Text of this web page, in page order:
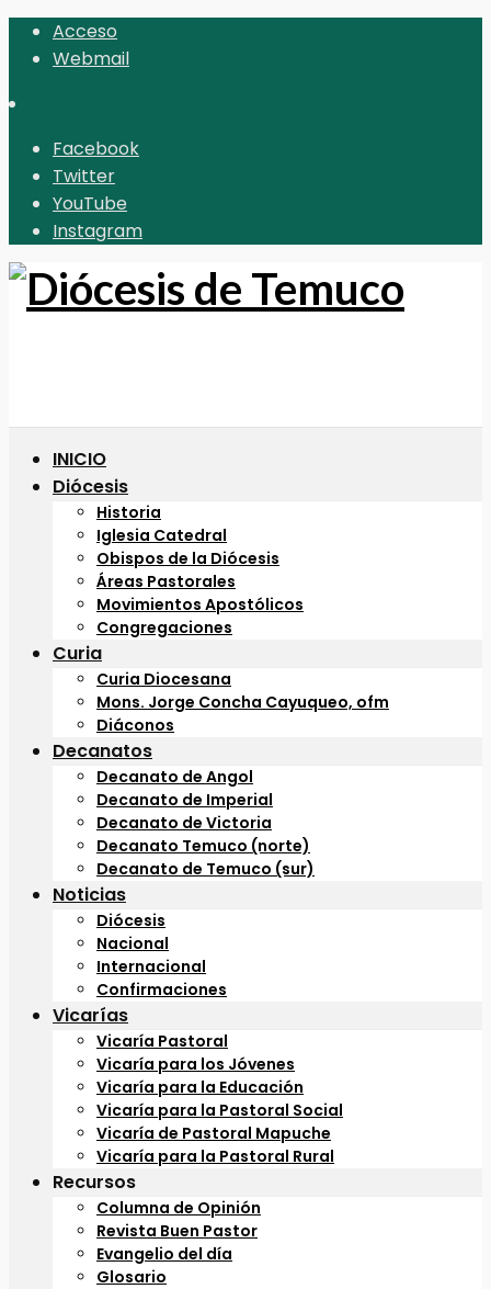
Acceso
Webmail
Facebook
Twitter
YouTube
Instagram
INICIO
Diócesis
Historia
Iglesia Catedral
Obispos de la Diócesis
Áreas Pastorales
Movimientos Apostólicos
Congregaciones
Curia
Curia Diocesana
Mons. Jorge Concha Cayuqueo, ofm
Diáconos
Decanatos
Decanato de Angol
Decanato de Imperial
Decanato de Victoria
Decanato Temuco (norte)
Decanato de Temuco (sur)
Noticias
Diócesis
Nacional
Internacional
Confirmaciones
Vicarías
Vicaría Pastoral
Vicaría para los Jóvenes
Vicaría para la Educación
Vicaría para la Pastoral Social
Vicaría de Pastoral Mapuche
Vicaría para la Pastoral Rural
Recursos
Columna de Opinión
Revista Buen Pastor
Evangelio del día
Glosario